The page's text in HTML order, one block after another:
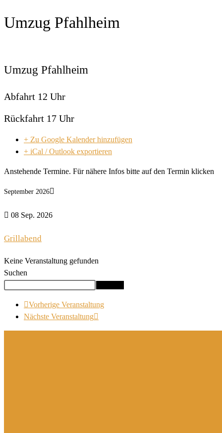
Umzug Pfahlheim
Umzug Pfahlheim
Abfahrt 12 Uhr
Rückfahrt 17 Uhr
+ Zu Google Kalender hinzufügen
+ iCal / Outlook exportieren
Anstehende Termine. Für nähere Infos bitte auf den Termin klicken
September 2026
08 Sep. 2026
Grillabend
Keine Veranstaltung gefunden
Suchen
Vorherige Veranstaltung
Nächste Veranstaltung